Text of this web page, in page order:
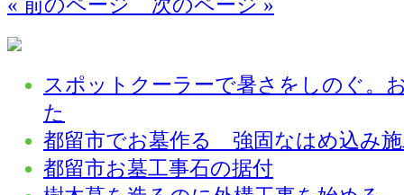
« 前のページ
次のページ »
スポットクーラーで暑さをしのぐ。
た
都留市でお墓作る 強固なはめ込み
都留市お墓工事石の据付